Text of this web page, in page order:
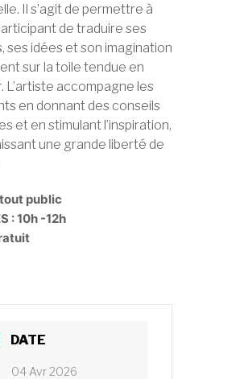
Il s’agit de permettre à
de traduire ses
ses idées et son imagination
sur la toile tendue en
L’artiste accompagne les
en donnant des conseils
et en stimulant l’inspiration,
une grande liberté de
tout public
: 10h -12h
DATE
04 Avr 2026